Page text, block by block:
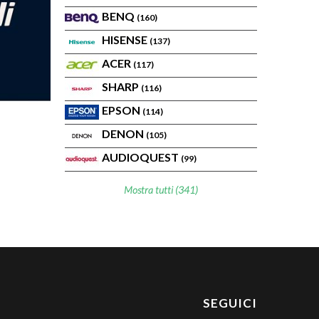
BENQ (160)
HISENSE (137)
ACER (117)
SHARP (116)
EPSON (114)
DENON (105)
AUDIOQUEST (99)
Mostra tutti (341)
SEGUICI